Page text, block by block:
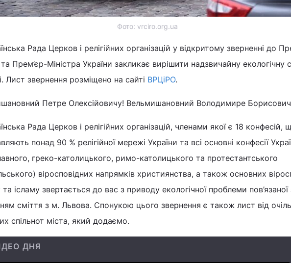
Фото: vrciro.org.ua
Рада Церков і релігійних організацій у відкритому зверненні до
Прем’єр-Міністра України закликає вирішити надзвичайну екологічну
Лист звернення розміщено на сайті ВРЦіРО.
Петре Олексійовичу! Вельмишановний Володимире
Рада Церков і релігійних організацій, членами якої є 18 конфесій,
понад 90 % релігійної мережі України та всі основні конфесії
греко-католицького, римо-католицького та протестантського
віросповідних напрямків християнства, а також основних
та ісламу звертається до вас з приводу екологічної проблеми пов’язаної
сміття з м. Львова. Спонукою цього звернення є також лист від
спільнот міста, який додаємо.
ДНЯ